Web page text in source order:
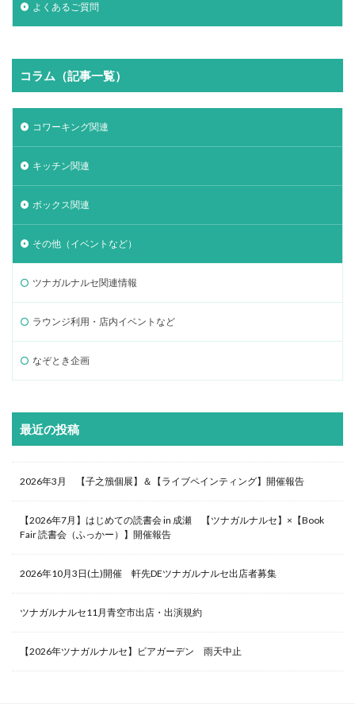
よくあるご質問
コラム（記事一覧）
コワーキング関連
キッチン関連
ボックス関連
その他（イベントなど）
ツナガルナルセ関連情報
ラウンジ利用・店内イベントなど
なぞとき企画
最近の投稿
2026年3月 【子之籏個展】＆【ライブペインティング】開催報告
【2026年7月】はじめての読書会 in 成瀬 【ツナガルナルセ】×【Book
Fair 読書会（ふっかー）】開催報告
2026年10月3日(土)開催 軒先DEツナガルナルセ出店者募集
ツナガルナルセ11月青空市出店・出演規約
【2026年ツナガルナルセ】ビアガーデン 雨天中止